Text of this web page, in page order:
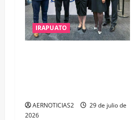
IRAPUATO
AERNOTICIAS2
29 de julio de
2026